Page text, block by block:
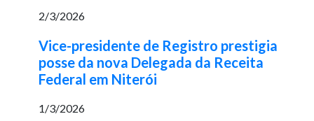
2/3/2026
Vice-presidente de Registro prestigia
posse da nova Delegada da Receita
Federal em Niterói
1/3/2026